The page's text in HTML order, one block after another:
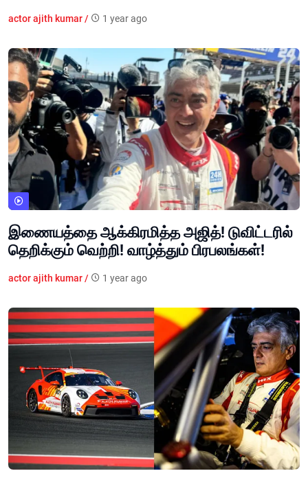
actor ajith kumar / 1 year ago
இணையத்தை ஆக்கிரமித்த அஜித்! டுவிட்டரில்
தெறிக்கும் வெற்றி! வாழ்த்தும் பிரபலங்கள்!
actor ajith kumar / 1 year ago